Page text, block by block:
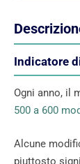
Indicatore
Ogni anno, il
500 a 600
Alcune
piuttosto